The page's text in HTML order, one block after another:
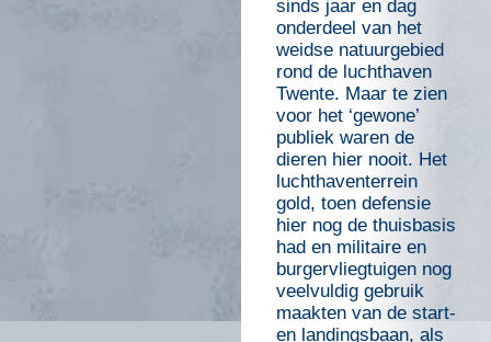
sinds jaar en dag
onderdeel van het
weidse natuurgebied
rond de luchthaven
Twente. Maar te zien
voor het ‘gewone’
publiek waren de
dieren hier nooit. Het
luchthaventerrein
gold, toen defensie
hier nog de thuisbasis
had en militaire en
burgervliegtuigen nog
veelvuldig gebruik
maakten van de start-
en landingsbaan, als